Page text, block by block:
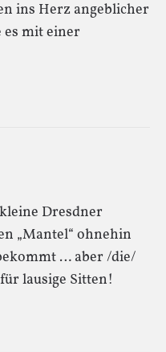
ins Herz angeblicher
es mit einer
Dresdner
„Mantel“ ohnehin
… aber /die/
lausige Sitten!